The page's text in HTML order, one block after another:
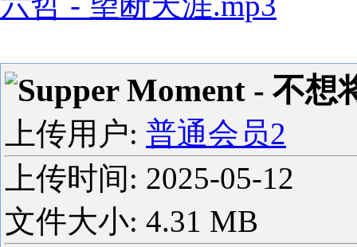
Supper Moment - 不想
上传用户: 普通会员2
上传时间: 2025-05-12
文件大小: 4.31 MB